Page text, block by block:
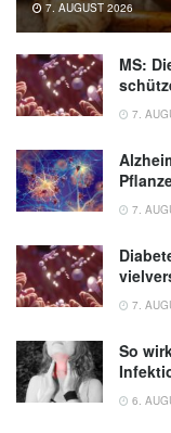
7. AUGUST 2026
MS:
7.
7.
7.
So
6.